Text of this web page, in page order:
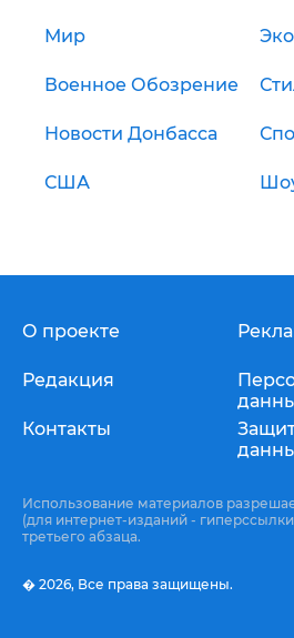
Мир
Военное Обозрение
Новости Донбасса
США
О проекте
Редакция
Контакты
Использование материалов
(для интернет-изданий -
третьего абзаца.
� 2026, Все права защищены.